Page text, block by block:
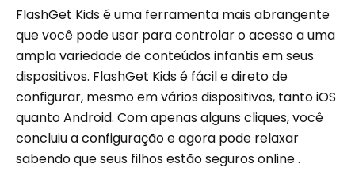
FlashGet Kids é uma ferramenta mais abrangente
que você pode usar para controlar o acesso a uma
ampla variedade de conteúdos infantis em seus
dispositivos. FlashGet Kids é fácil e direto de
configurar, mesmo em vários dispositivos, tanto iOS
quanto Android. Com apenas alguns cliques, você
concluiu a configuração e agora pode relaxar
sabendo que seus filhos estão seguros online .